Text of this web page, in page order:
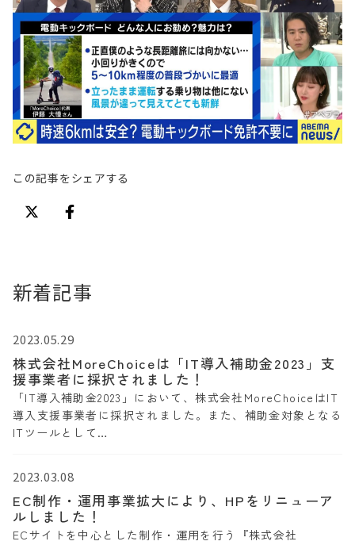
この記事をシェアする
新着記事
2023.05.29
株式会社MoreChoiceは「IT導入補助金2023」支
援事業者に採択されました！
「IT導入補助金2023」において、株式会社MoreChoiceはIT
導入支援事業者に採択されました。また、補助金対象となる
ITツールとして…
2023.03.08
EC制作・運用事業拡大により、HPをリニューア
ルしました！
ECサイトを中心とした制作・運用を行う『株式会社